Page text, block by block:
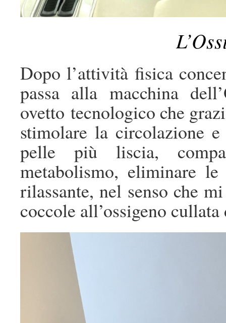
Dopo l’attività fisica
passa alla macchina
ovetto tecnologico che
stimolare la circolazione
pelle più liscia,
metabolismo, eliminare
rilassante, nel senso che
coccole all’ossigeno